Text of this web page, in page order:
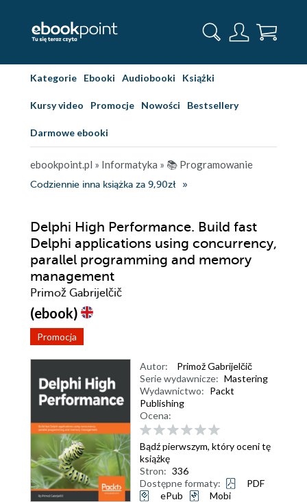
Kategorie Ebooki Audiobooki Książki
Kursy video Promocje Nowości Bestsellery
Darmowe ebooki
ebookpoint.pl » Informatyka » 📚 Programowanie
Codziennie inna książka za 9,90zł
Delphi High Performance. Build fast
Delphi applications using concurrency,
parallel programming and memory
management
Primož Gabrijelčič
(ebook)
Promocja
Autor:
Primož Gabrijelčič
Serie wydawnicze: Mastering
Wydawnictwo: Packt
Publishing
Ocena:
Bądź pierwszym, który oceni tę
książkę
Stron: 336
Dostępne formaty:
PDF
ePub
Mobi